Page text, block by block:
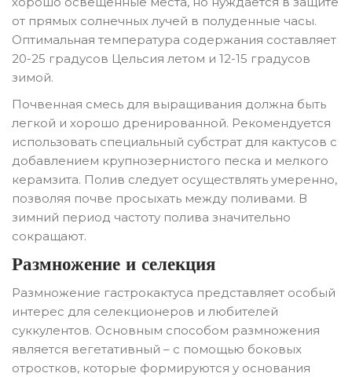
от прямых солнечных лучей в полуденные часы.
Оптимальная температура содержания составляет
20-25 градусов Цельсия летом и 12-15 градусов
зимой.
Почвенная смесь для выращивания должна быть
легкой и хорошо дренированной. Рекомендуется
использовать специальный субстрат для кактусов с
добавлением крупнозернистого песка и мелкого
керамзита. Полив следует осуществлять умеренно,
позволяя почве просыхать между поливами. В
зимний период частоту полива значительно
сокращают.
Размножение и селекция
Размножение гастрокактуса представляет особый
интерес для селекционеров и любителей
суккулентов. Основным способом размножения
является вегетативный – с помощью боковых
отростков, которые формируются у основания